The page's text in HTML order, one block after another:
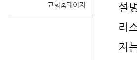
교회홈페이지
설
리
저